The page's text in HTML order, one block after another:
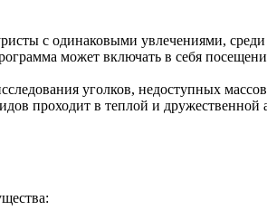
с одинаковыми увлечениями,
может включать в себя
уголков, недоступных
проходит в теплой и